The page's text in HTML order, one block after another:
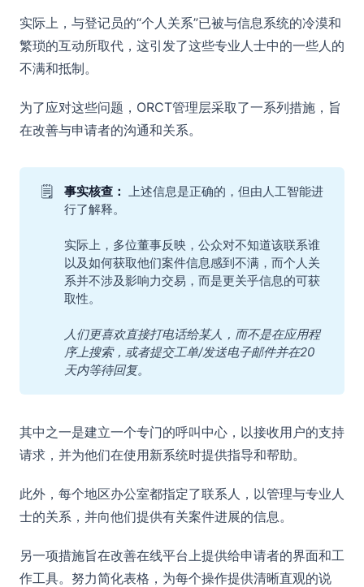
实际上，与登记员的“个人关系”已被与信息系统的冷漠和
繁琐的互动所取代，这引发了这些专业人士中的一些人的
不满和抵制。
为了应对这些问题，ORCT管理层采取了一系列措施，旨
在改善与申请者的沟通和关系。
🗒️ 事实核查：
上述信息是正确的，但由人工智能进
行了解释。
实际上，多位董事反映，公众对不知道该联系谁
以及如何获取他们案件信息感到不满，而个人关
系并不涉及影响力交易，而是更关乎信息的可获
取性。
人们更喜欢直接打电话给某人，而不是在应用程
序上搜索，或者提交工单/发送电子邮件并在20
天内等待回复。
其中之一是建立一个专门的呼叫中心，以接收用户的支持
请求，并为他们在使用新系统时提供指导和帮助。
此外，每个地区办公室都指定了联系人，以管理与专业人
士的关系，并向他们提供有关案件进展的信息。
另一项措施旨在改善在线平台上提供给申请者的界面和工
作工具。努力简化表格，为每个操作提供清晰直观的说